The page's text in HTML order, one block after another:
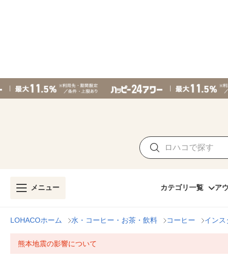
メニュー カテゴリ一覧 ア
LOHACOホーム 水・コーヒー・お茶・飲料 コーヒー インス
熊本地震の影響について